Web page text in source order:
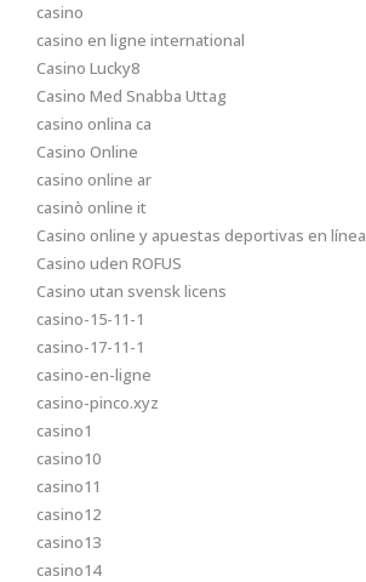
casino
casino en ligne international
Casino Lucky8
Casino Med Snabba Uttag
casino onlina ca
Casino Online
casino online ar
casinò online it
Casino online y apuestas deportivas en línea
Casino uden ROFUS
Casino utan svensk licens
casino-15-11-1
casino-17-11-1
casino-en-ligne
casino-pinco.xyz
casino1
casino10
casino11
casino12
casino13
casino14